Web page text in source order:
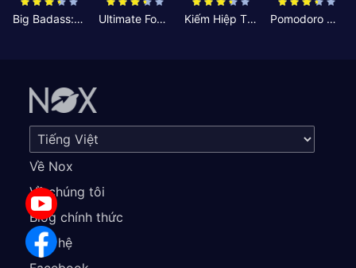
Big Badass: Game AFK Idle RPG Ultimate Football Manager Kiếm Hiệp Tình Duyên Pomodoro Nhỏ: Giờ Tập Trung
Về Nox
Về chúng tôi
Blog chính thức
Liên hệ